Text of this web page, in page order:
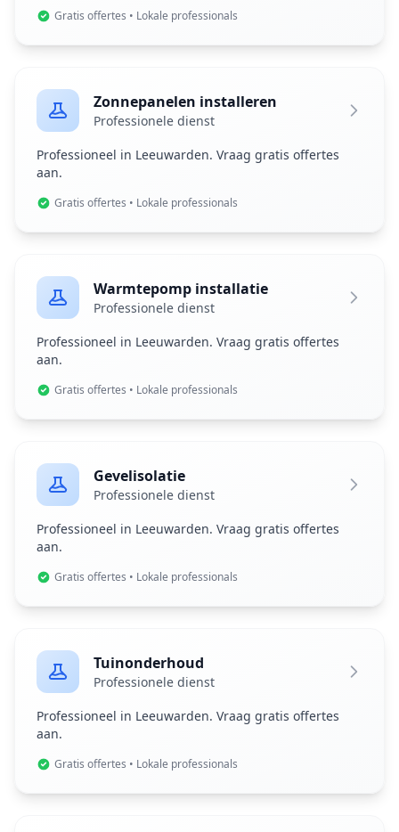
Gratis offertes • Lokale professionals
Zonnepanelen installeren
Professionele dienst
Professioneel in Leeuwarden. Vraag gratis offertes
aan.
Gratis offertes • Lokale professionals
Warmtepomp installatie
Professionele dienst
Professioneel in Leeuwarden. Vraag gratis offertes
aan.
Gratis offertes • Lokale professionals
Gevelisolatie
Professionele dienst
Professioneel in Leeuwarden. Vraag gratis offertes
aan.
Gratis offertes • Lokale professionals
Tuinonderhoud
Professionele dienst
Professioneel in Leeuwarden. Vraag gratis offertes
aan.
Gratis offertes • Lokale professionals